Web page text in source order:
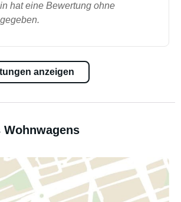
hat eine Bewertung ohne
anzeigen